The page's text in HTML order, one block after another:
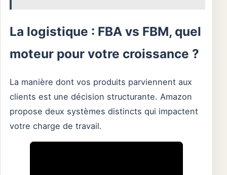
La logistique : FBA vs FBM, quel
moteur pour votre croissance ?
La manière dont vos produits parviennent aux
clients est une décision structurante. Amazon
propose deux systèmes distincts qui impactent
votre charge de travail.